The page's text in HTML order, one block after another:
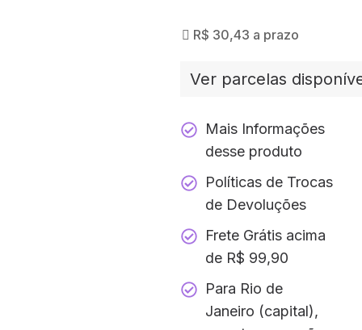
R$ 30,43 a prazo
Ver parcelas
Mais Informações
desse produto
Políticas de Trocas
de Devoluções
Frete Grátis acima
de R$ 99,90
Para Rio de
Janeiro (capital),